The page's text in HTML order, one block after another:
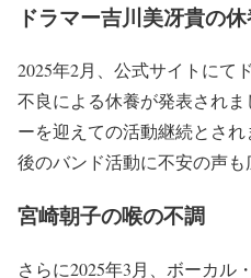
ドラマー吉川美冴貴の
2025年2月、公式サイトにて
不良による休養が発表され
ーを迎えての活動継続とさ
後のバンド活動に不安の声も
宮崎朝子の喉の不調
さらに2025年3月、ボーカル